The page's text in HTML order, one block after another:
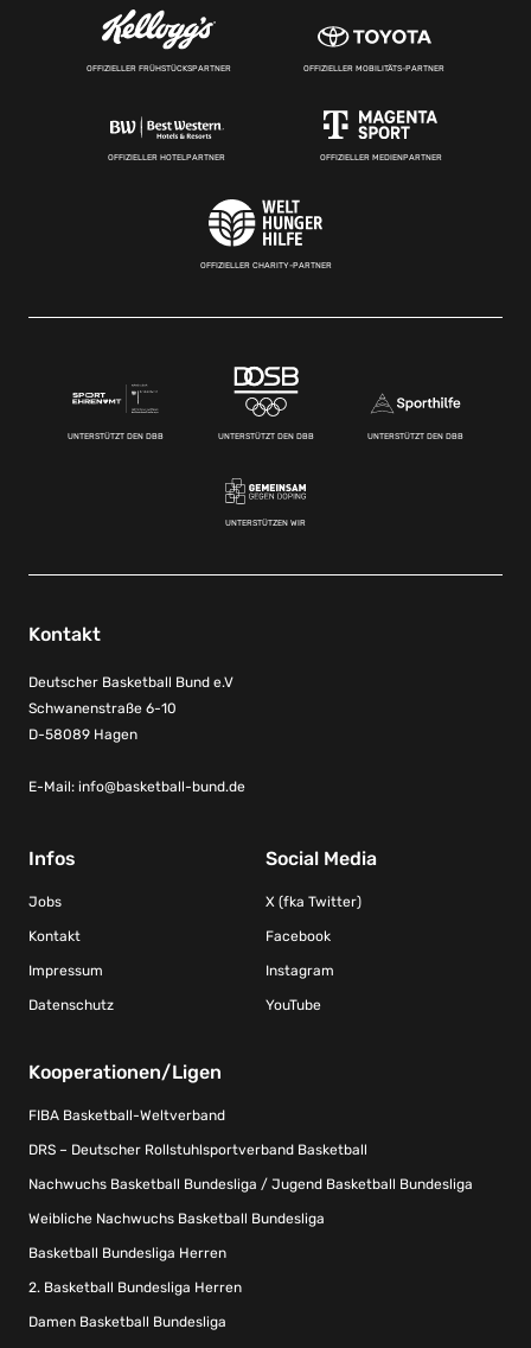
OFFIZIELLER FRÜHSTÜCKSPARTNER OFFIZIELLER MOBILITÄTS-PARTNER
OFFIZIELLER HOTELPARTNER OFFIZIELLER MEDIENPARTNER
OFFIZIELLER CHARITY-PARTNER
UNTERSTÜTZT DEN DBB UNTERSTÜTZT DEN DBB UNTERSTÜTZT DEN DBB
UNTERSTÜTZEN WIR
Kontakt
Deutscher Basketball Bund e.V
Schwanenstraße 6-10
D-58089 Hagen
E-Mail: info@basketball-bund.de
Infos
Jobs
Kontakt
Impressum
Datenschutz
Social Media
X (fka Twitter)
Facebook
Instagram
YouTube
Kooperationen/Ligen
FIBA Basketball-Weltverband
DRS – Deutscher Rollstuhlsportverband Basketball
Nachwuchs Basketball Bundesliga / Jugend Basketball Bundesliga
Weibliche Nachwuchs Basketball Bundesliga
Basketball Bundesliga Herren
2. Basketball Bundesliga Herren
Damen Basketball Bundesliga